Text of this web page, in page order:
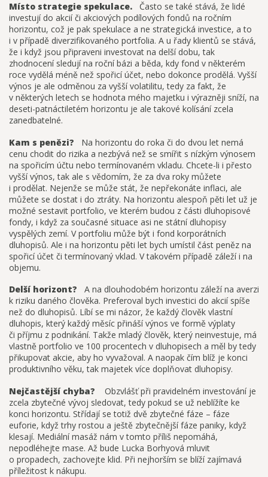
Místo strategie spekulace. Často se také stává, že lidé
investují do akcií či akciových podílových fondů na ročním
horizontu, což je pak spekulace a ne strategická investice, a to
i v případě diverzifikovaného portfolia. A u řady klientů se stává,
že i když jsou připraveni investovat na delší dobu, tak
zhodnocení sledují na roční bázi a běda, kdy fond v některém
roce vydělá méně než spořicí účet, nebo dokonce prodělá. Vyšší
výnos je ale odměnou za vyšší volatilitu, tedy za fakt, že
v některých letech se hodnota mého majetku i výrazněji sníží, na
deseti-patnáctiletém horizontu je ale takové kolísání zcela
zanedbatelné.
Kam s penězi? Na horizontu do roka či do dvou let nemá
cenu chodit do rizika a nezbývá než se smířit s nízkým výnosem
na spořicím účtu nebo termínovaném vkladu. Chcete-li i přesto
vyšší výnos, tak ale s vědomím, že za dva roky můžete
i prodělat. Nejenže se může stát, že nepřekonáte inflaci, ale
můžete se dostat i do ztráty. Na horizontu alespoň pěti let už je
možné sestavit portfolio, ve kterém budou z části dluhopisové
fondy, i když za současné situace asi ne státní dluhopisy
vyspělých zemí. V portfoliu může být i fond korporátních
dluhopisů. Ale i na horizontu pěti let bych umístil část peněz na
spořicí účet či termínovaný vklad. V takovém případě záleží i na
objemu.
Delší horizont? A na dlouhodobém horizontu záleží na averzi
k riziku daného člověka. Preferoval bych investici do akcií spíše
než do dluhopisů. Líbí se mi názor, že každý člověk vlastní
dluhopis, který každý měsíc přináší výnos ve formě výplaty
či příjmu z podnikání. Takže mladý člověk, který neinvestuje, má
vlastně portfolio ve 100 procentech v dluhopisech a měl by tedy
přikupovat akcie, aby ho vyvažoval. A naopak čím blíž je konci
produktivního věku, tak majetek více doplňovat dluhopisy.
Nejčastější chyba? Obzvlášť při pravidelném investování je
zcela zbytečné vývoj sledovat, tedy pokud se už neblížíte ke
konci horizontu. Střídají se totiž dvě zbytečné fáze – fáze
euforie, když trhy rostou a ještě zbytečnější fáze paniky, když
klesají. Mediální masáž nám v tomto příliš nepomáhá,
nepodléhejte mase. Až bude Lucka Borhyová mluvit
o propadech, zachovejte klid. Při nejhorším se blíží zajímavá
příležitost k nákupu.